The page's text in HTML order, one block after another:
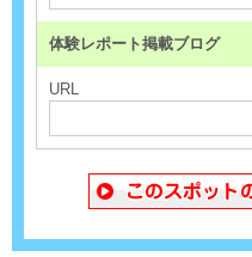
体験レポート掲載ブログ
URL